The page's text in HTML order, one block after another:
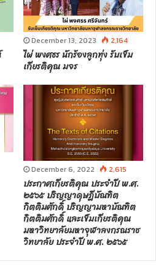
December 13, 2023 2,164
ไผ่ พงศธร นักร้องลูกทุ่ง รับเข็ม
เกียรติคุณ มจร
December 6, 2022 2,615
ประกาศเกียรติคุณ ประจำปี พ.ศ.
๒๕๖๕ ปริญญาดุษฎีบัณฑิต
กิตติมศักดิ์ ปริญญามหาบัณฑิต
กิตติมศักดิ์ และเข็มเกียรติคุณ
มหาวิทยาลัยมหาจุฬาลงกรณราช
วิทยาลัย ประจำปี พ.ศ. ๒๕๖๕